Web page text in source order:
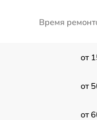
Время
от
от
от